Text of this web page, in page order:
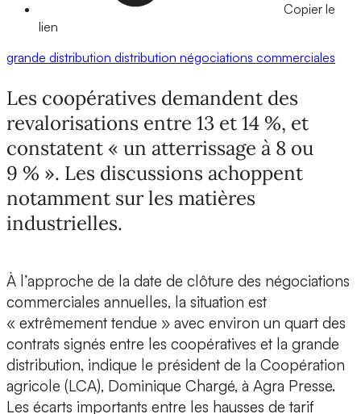
Copier le
lien
grande distribution distribution négociations commerciales
Les coopératives demandent des
revalorisations entre 13 et 14 %, et
constatent « un atterrissage à 8 ou
9 % ». Les discussions achoppent
notamment sur les matières
industrielles.
À l’approche de la date de clôture des négociations
commerciales annuelles, la situation est
« extrêmement tendue » avec environ un quart des
contrats signés entre les coopératives et la grande
distribution, indique le président de la Coopération
agricole (LCA), Dominique Chargé, à Agra Presse.
Les écarts importants entre les hausses de tarif